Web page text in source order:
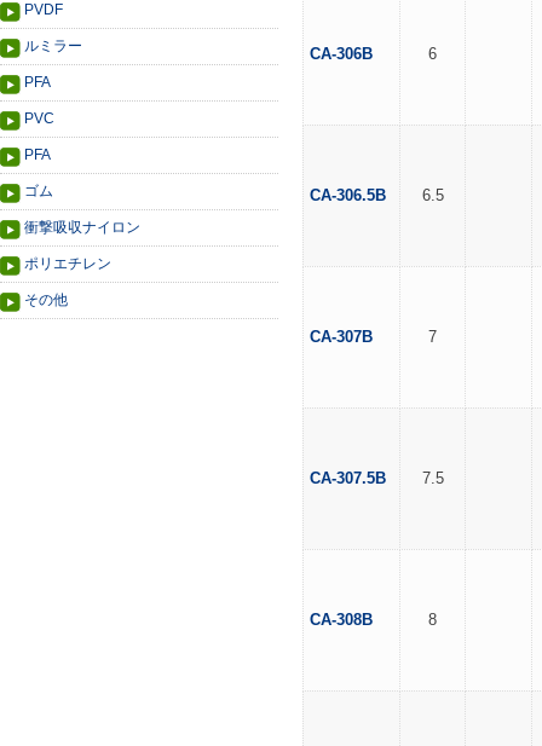
PVDF
ルミラー
PFA
PVC
PFA
ゴム
衝撃吸収ナイロン
ポリエチレン
その他
CA-306B 6
CA-306.5B 6.5
CA-307B 7
CA-307.5B 7.5
CA-308B 8